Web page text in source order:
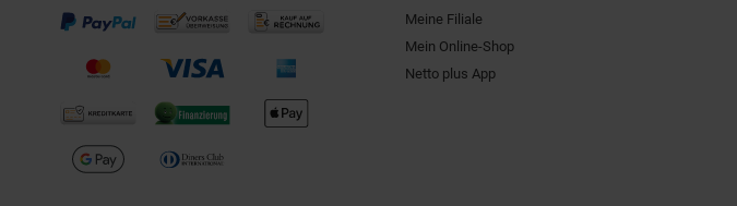
Meine Filiale
Mein Online-Shop
Netto plus App